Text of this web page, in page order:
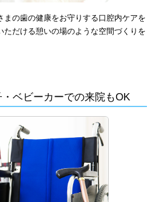
まの歯の健康をお守りする口腔内ケアを
ただける憩いの場のような空間づくりを
・ベビーカーでの来院もOK